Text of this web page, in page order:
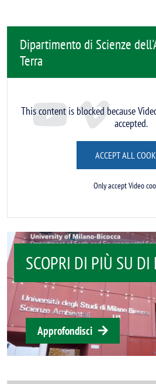
Dipartimento di Scienze
Terra
This content is blocked because
accepted.
ACCEPT ALL
Only accept Video
SCOPRI DI PIÙ SU DI
Approfondisci